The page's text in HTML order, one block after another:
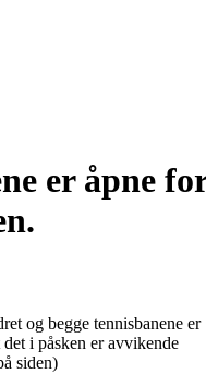
er åpne
og begge tennisbanene er
i påsken er avvikende
siden)